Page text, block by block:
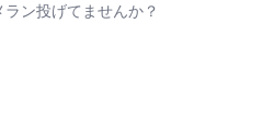
ン投げてませんか？